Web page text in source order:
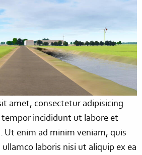
amet, consectetur adipisicing
incididunt ut labore et
Ut enim ad minim veniam, quis
laboris nisi ut aliquip ex ea